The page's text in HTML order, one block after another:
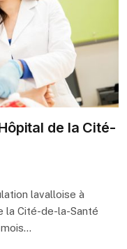
de la Cité-
lavalloise à
la Cité-de-la-Santé